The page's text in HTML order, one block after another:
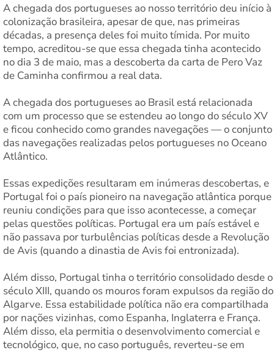
A chegada dos portugueses ao nosso território deu início à
colonização brasileira, apesar de que, nas primeiras
décadas, a presença deles foi muito tímida. Por muito
tempo, acreditou-se que essa chegada tinha acontecido
no dia 3 de maio, mas a descoberta da carta de Pero Vaz
de Caminha confirmou a real data.
A chegada dos portugueses ao Brasil está relacionada
com um processo que se estendeu ao longo do século XV
e ficou conhecido como grandes navegações — o conjunto
das navegações realizadas pelos portugueses no Oceano
Atlântico.
Essas expedições resultaram em inúmeras descobertas, e
Portugal foi o país pioneiro na navegação atlântica porque
reuniu condições para que isso acontecesse, a começar
pelas questões políticas. Portugal era um país estável e
não passava por turbulências políticas desde a Revolução
de Avis (quando a dinastia de Avis foi entronizada).
Além disso, Portugal tinha o território consolidado desde o
século XIII, quando os mouros foram expulsos da região do
Algarve. Essa estabilidade política não era compartilhada
por nações vizinhas, como Espanha, Inglaterra e França.
Além disso, ela permitia o desenvolvimento comercial e
tecnológico, que, no caso português, reverteu-se em